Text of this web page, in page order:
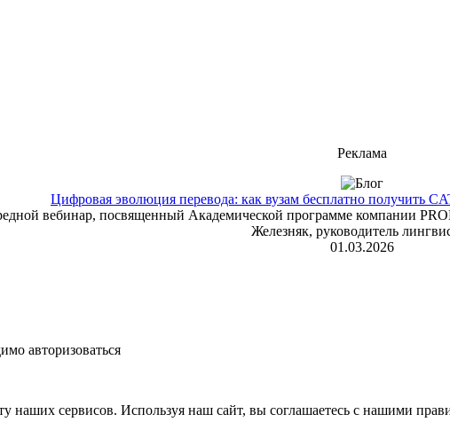
Реклама
Цифровая эволюция перевода: как вузам бесплатно получить
вебинар, посвященный Академической программе компании
Железняк, руководитель
01.03.2026
авторизоваться
наших сервисов. Используя наш сайт, вы соглашаетесь с нашими